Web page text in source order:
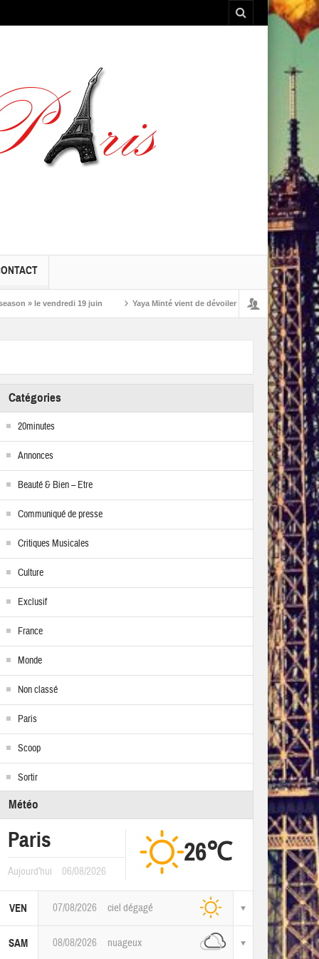
le vendredi 19 juin Yaya Minté vient de dévoiler ‘So’, son premier album
Catégories
20minutes
Annonces
Beauté & Bien – Etre
Communiqué de presse
Critiques Musicales
Culture
Exclusif
France
Monde
Non classé
Paris
Scoop
Sortir
Météo
Paris
Aujourd'hui 06/08/2026
26℃
VEN 07/08/2026 ciel dégagé
SAM 08/08/2026 nuageux